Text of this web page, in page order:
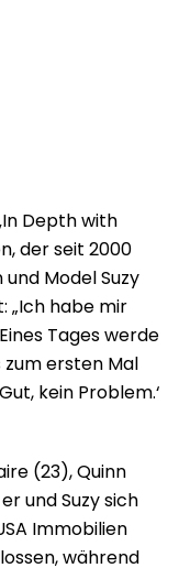
Depth with
der seit 2000
Model Suzy
„Ich habe mir
Tages werde
zum ersten Mal
kein Problem.‘
(23), Quinn
und Suzy sich
Immobilien
während